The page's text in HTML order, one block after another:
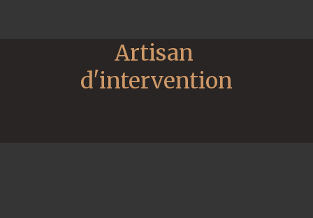
Artisan
d'intervention